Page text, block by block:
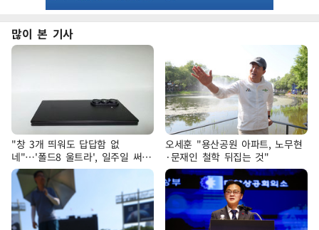
많이 본 기사
"창 3개 띄워도 답답함 없
네"…'폴드8 울트라', 일주일 써보
니
오세훈 "용산공원 아파트, 노무현
·문재인 철학 뒤집는 것"